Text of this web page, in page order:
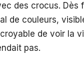
des crocus. Dès
de couleurs,
de voir la
pas.